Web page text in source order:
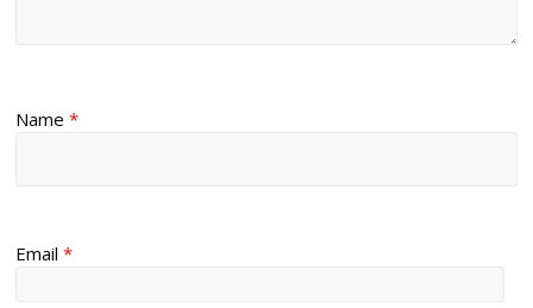
Name*
Email*